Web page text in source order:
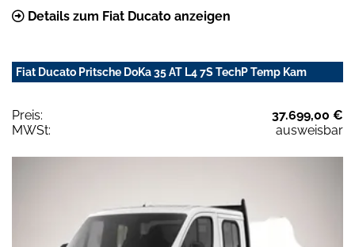
Details zum Fiat Ducato anzeigen
Fiat Ducato Pritsche DoKa 35 AT L4 7S TechP Temp Kam
Preis:
37.699,00 €
MWSt:
ausweisbar